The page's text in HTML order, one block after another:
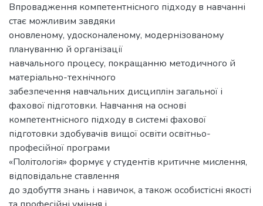
Впровадження компетентнісного підходу в навчанні
стає можливим завдяки
оновленому, удосконаленому, модернізованому
плануванню й організації
навчального процесу, покращанню методичного й
матеріально-технічного
забезпечення навчальних дисциплін загальної і
фахової підготовки. Навчання на основі
компетентнісного підходу в системі фахової
підготовки здобувачів вищої освіти освітньо-
професійної програми
«Політологія» формує у студентів критичне мислення,
відповідальне ставлення
до здобуття знань і навичок, а також особистісні якості